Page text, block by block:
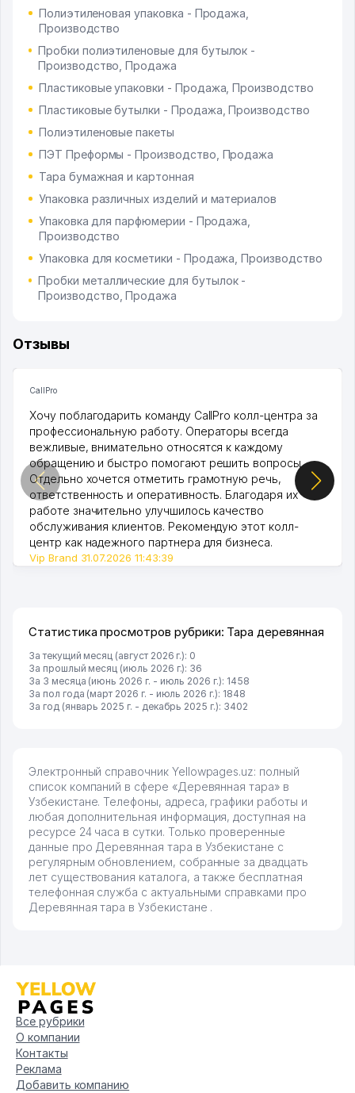
Полиэтиленовая упаковка - Продажа,
Производство
Пробки полиэтиленовые для бутылок -
Производство, Продажа
Пластиковые упаковки - Продажа, Производство
Пластиковые бутылки - Продажа, Производство
Полиэтиленовые пакеты
ПЭТ Преформы - Производство, Продажа
Тара бумажная и картонная
Упаковка различных изделий и материалов
Упаковка для парфюмерии - Продажа,
Производство
Упаковка для косметики - Продажа, Производство
Пробки металлические для бутылок -
Производство, Продажа
Отзывы
CallPro
Хочу поблагодарить команду CallPro колл-центра за
профессиональную работу. Операторы всегда
вежливые, внимательно относятся к каждому
обращению и быстро помогают решить вопросы.
Отдельно хочется отметить грамотную речь,
ответственность и оперативность. Благодаря их
работе значительно улучшилось качество
обслуживания клиентов. Рекомендую этот колл-
центр как надежного партнера для бизнеса.
Vip Brand 31.07.2026 11:43:39
Статистика просмотров рубрики: Тара деревянная
За текущий месяц (август 2026 г.): 0
За прошлый месяц (июль 2026 г.): 36
За 3 месяца (июнь 2026 г. - июль 2026 г.): 1458
За пол года (март 2026 г. - июль 2026 г.): 1848
За год (январь 2025 г. - декабрь 2025 г.): 3402
Электронный справочник Yellowpages.uz: полный
список компаний в сфере «Деревянная тара» в
Узбекистане. Телефоны, адреса, графики работы и
любая дополнительная информация, доступная на
ресурсе 24 часа в сутки. Только проверенные
данные про Деревянная тара в Узбекистане с
регулярным обновлением, собранные за двадцать
лет существования каталога, а также бесплатная
телефонная служба с актуальными справками про
Деревянная тара в Узбекистане .
Все рубрики
О компании
Контакты
Реклама
Добавить компанию